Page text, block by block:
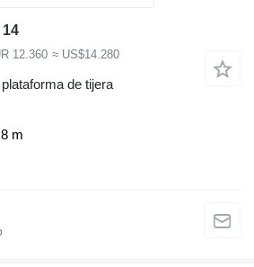
14
12.360 ≈ US$14.280
de tijera
m